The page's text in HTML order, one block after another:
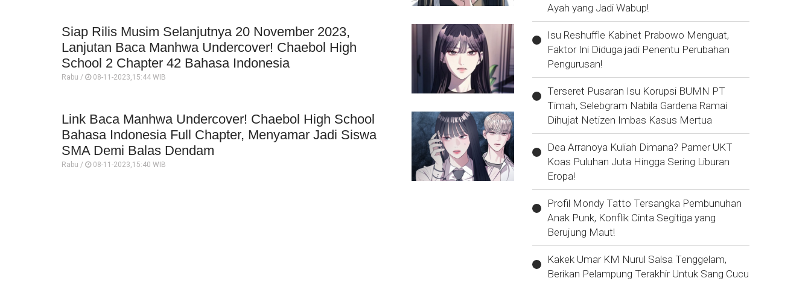
Siap Rilis Musim Selanjutnya 20 November 2023,
Lanjutan Baca Manhwa Undercover! Chaebol High
School 2 Chapter 42 Bahasa Indonesia
Rabu / 08-11-2023,15:44 WIB
Link Baca Manhwa Undercover! Chaebol High School
Bahasa Indonesia Full Chapter, Menyamar Jadi Siswa
SMA Demi Balas Dendam
Rabu / 08-11-2023,15:40 WIB
Ayah yang Jadi Wabup!
Isu Reshuffle Kabinet Prabowo Menguat,
Faktor Ini Diduga jadi Penentu Perubahan
Pengurusan!
Terseret Pusaran Isu Korupsi BUMN PT
Timah, Selebgram Nabila Gardena Ramai
Dihujat Netizen Imbas Kasus Mertua
Dea Arranoya Kuliah Dimana? Pamer UKT
Koas Puluhan Juta Hingga Sering Liburan
Eropa!
Profil Mondy Tatto Tersangka Pembunuhan
Anak Punk, Konflik Cinta Segitiga yang
Berujung Maut!
Kakek Umar KM Nurul Salsa Tenggelam,
Berikan Pelampung Terakhir Untuk Sang Cucu